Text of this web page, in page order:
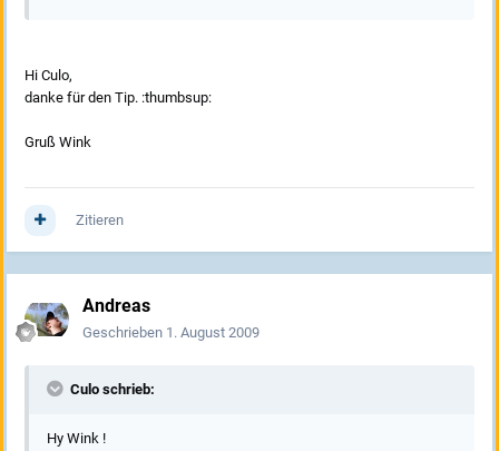
Hi Culo,
danke für den Tip. :thumbsup:
Gruß Wink
Zitieren
Andreas
Geschrieben 1. August 2009
Culo schrieb:
Hy Wink !